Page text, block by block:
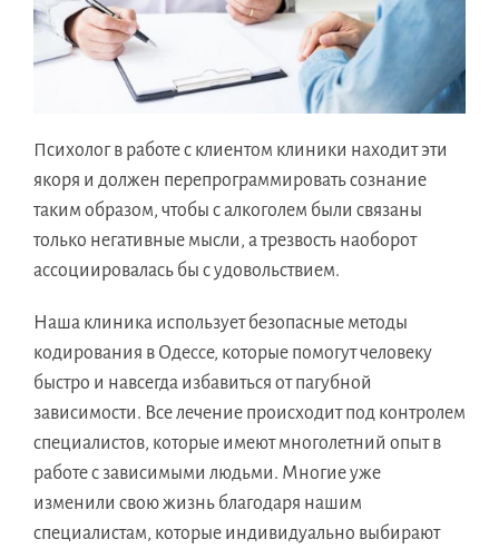
Психолог в работе с клиентом клиники находит эти
якоря и должен перепрограммировать сознание
таким образом, чтобы с алкоголем были связаны
только негативные мысли, а трезвость наоборот
ассоциировалась бы с удовольствием.
Наша клиника использует безопасные методы
кодирования в Одессе, которые помогут человеку
быстро и навсегда избавиться от пагубной
зависимости. Все лечение происходит под контролем
специалистов, которые имеют многолетний опыт в
работе с зависимыми людьми. Многие уже
изменили свою жизнь благодаря нашим
специалистам, которые индивидуально выбирают